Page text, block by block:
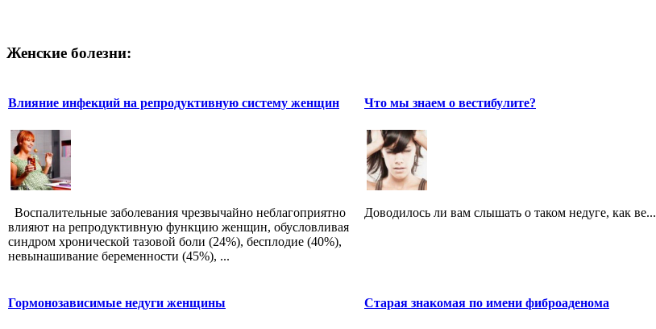
Женские болезни:
Влияние инфекций на репродуктивную систему женщин
Воспалительные заболевания чрезвычайно неблагоприятно
влияют на репродуктивную функцию женщин, обусловливая
синдром хронической тазовой боли (24%), бесплодие (40%),
невынашивание беременности (45%), ...
Что мы знаем о вестибулите?
Доводилось ли вам слышать о таком недуге, как ве...
Гормонозависимые недуги женщины Старая знакомая по имени фиброаденома